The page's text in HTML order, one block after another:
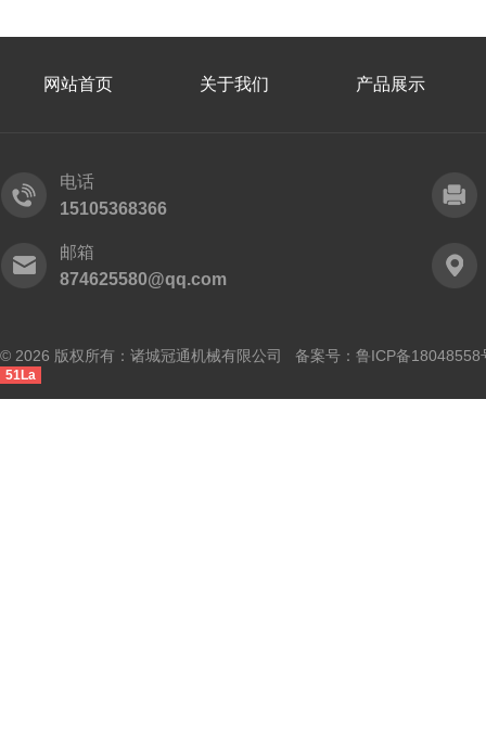
网站首页 关于我们 产品展示
电话
15105368366
邮箱
874625580@qq.com
© 2026 版权所有：诸城冠通机械有限公司 备案号： 鲁ICP备18048558
51La